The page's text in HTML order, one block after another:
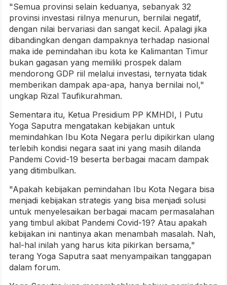
"Semua provinsi selain keduanya, sebanyak 32
provinsi investasi riilnya menurun, bernilai negatif,
dengan nilai bervariasi dan sangat kecil. Apalagi jika
dibandingkan dengan dampaknya terhadap nasional
maka ide pemindahan ibu kota ke Kalimantan Timur
bukan gagasan yang memiliki prospek dalam
mendorong GDP riil melalui investasi, ternyata tidak
memberikan dampak apa-apa, hanya bernilai nol,"
ungkap Rizal Taufikurahman.
Sementara itu, Ketua Presidium PP KMHDI, I Putu
Yoga Saputra mengatakan kebijakan untuk
memindahkan Ibu Kota Negara perlu dipikirkan ulang
terlebih kondisi negara saat ini yang masih dilanda
Pandemi Covid-19 beserta berbagai macam dampak
yang ditimbulkan.
"Apakah kebijakan pemindahan Ibu Kota Negara bisa
menjadi kebijakan strategis yang bisa menjadi solusi
untuk menyelesaikan berbagai macam permasalahan
yang timbul akibat Pandemi Covid-19? Atau apakah
kebijakan ini nantinya akan menambah masalah. Nah,
hal-hal inilah yang harus kita pikirkan bersama,"
terang Yoga Saputra saat menyampaikan tanggapan
dalam forum.